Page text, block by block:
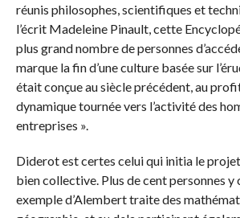
réunis philosophes, scientifiques et
l’écrit Madeleine Pinault, cette
plus grand nombre de personnes
marque la fin d’une culture basée sur
était conçue au siècle précédent, au
dynamique tournée vers l’activité des
entreprises ».
Diderot est certes celui qui initia le projet
bien collective. Plus de cent personnes
exemple d’Alembert traite des